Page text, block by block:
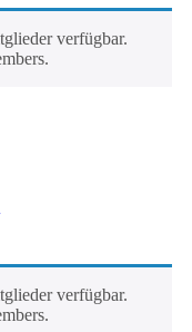
verfügbar.
verfügbar.